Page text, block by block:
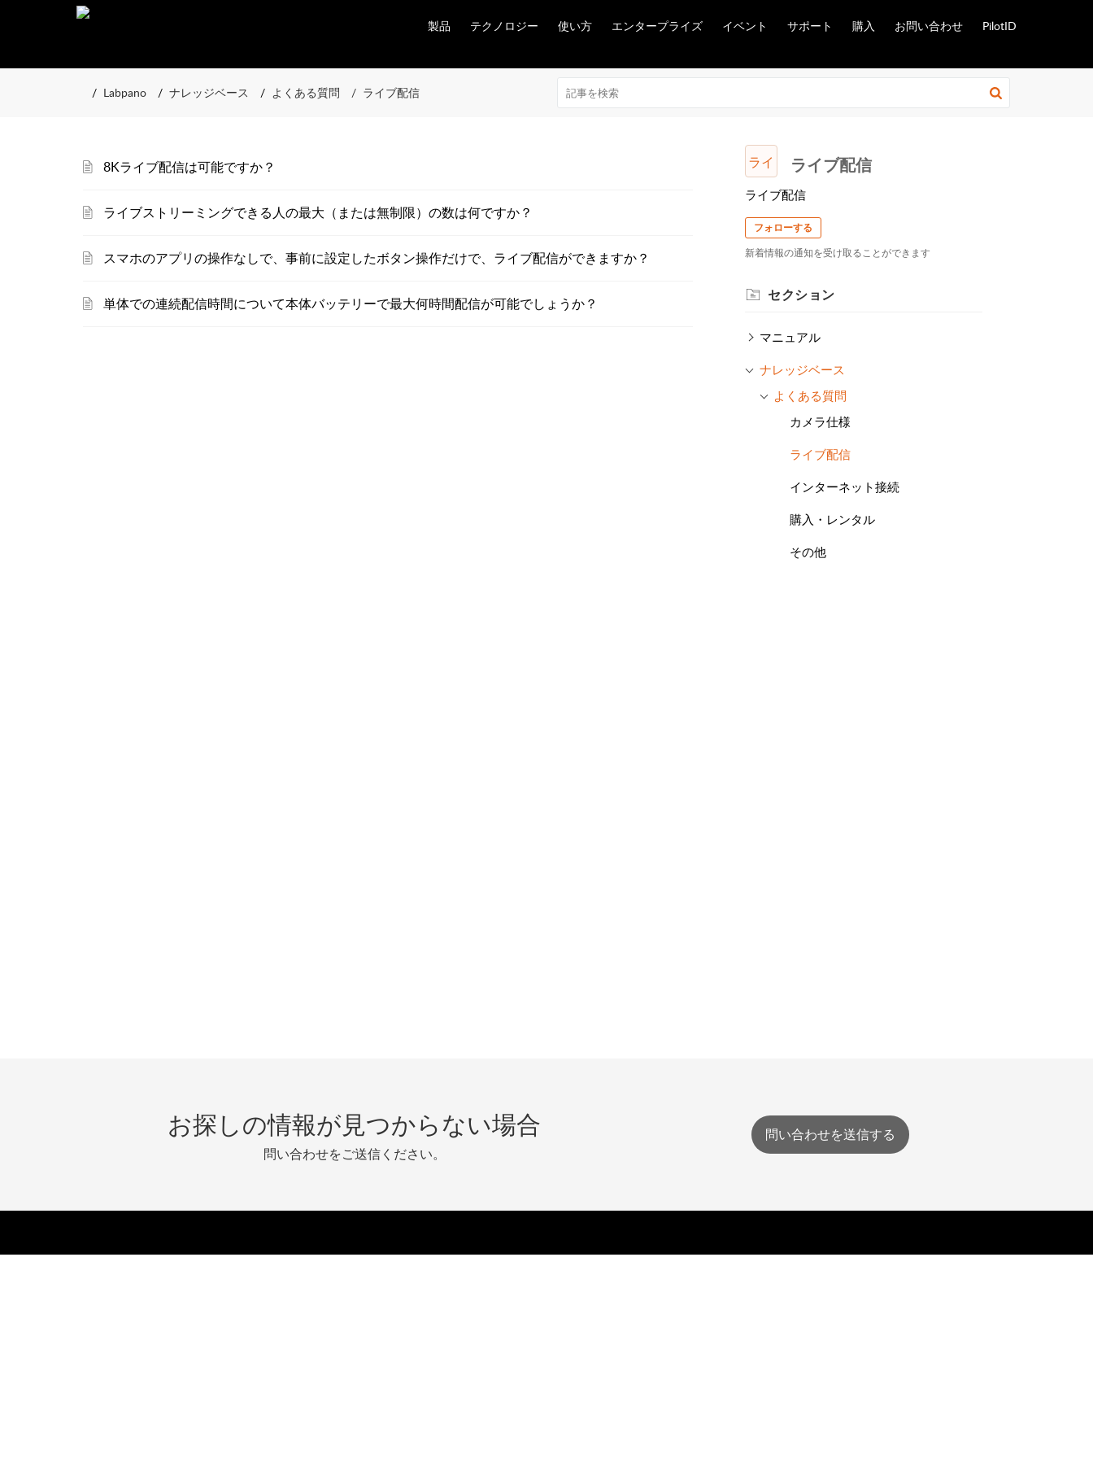
製品 テクノロジー 使い方 エンタープライズ イベント サポート 購入 お問い合わせ PilotID
Labpano ナレッジベース よくある質問 ライブ配信
8Kライブ配信は可能ですか？
ライブストリーミングできる人の最大（または無制限）の数は何ですか？
スマホのアプリの操作なしで、事前に設定したボタン操作だけで、ライブ配信ができますか？
単体での連続配信時間について本体バッテリーで最大何時間配信が可能でしょうか？
ライ ライブ配信
ライブ配信
フォローする
新着情報の通知を受け取ることができます
セクション
マニュアル
ナレッジベース
よくある質問
カメラ仕様
ライブ配信
インターネット接続
購入・レンタル
その他
お探しの情報が見つからない場合
問い合わせをご送信ください。
問い合わせを送信する